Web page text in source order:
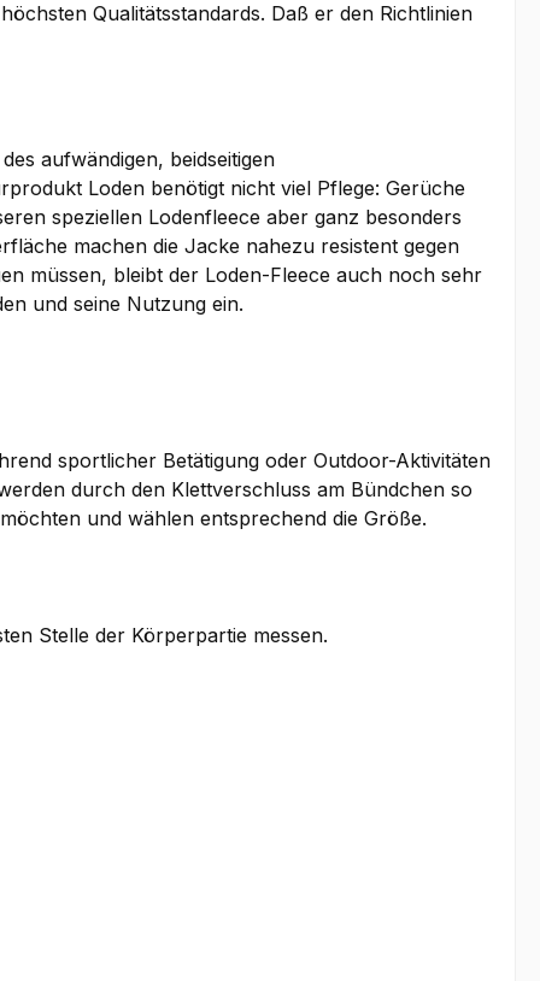
Qualitätsstandards. Daß er den Richtlinien
aufwändigen, beidseitigen
Loden benötigt nicht viel Pflege: Gerüche
speziellen Lodenfleece aber ganz besonders
machen die Jacke nahezu resistent gegen
müssen, bleibt der Loden-Fleece auch noch sehr
und seine Nutzung ein.
sportlicher Betätigung oder Outdoor-Aktivitäten
durch den Klettverschluss am Bündchen so
und wählen entsprechend die Größe.
Stelle der Körperpartie messen.